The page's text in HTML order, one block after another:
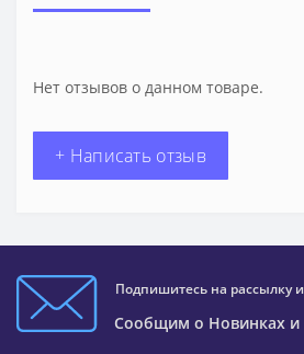
Нет отзывов о данном товаре.
+ Написать отзыв
Подпишитесь на рассылку
Сообщим о Новинках и